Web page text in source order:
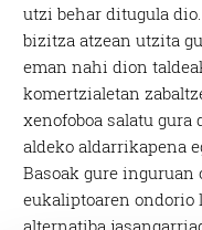
utzi behar ditugula
bizitza atzean utzita
eman nahi dion
komertzialetan
xenofoboa salatu gura
aldeko aldarrikapena
Basoak gure
eukaliptoaren